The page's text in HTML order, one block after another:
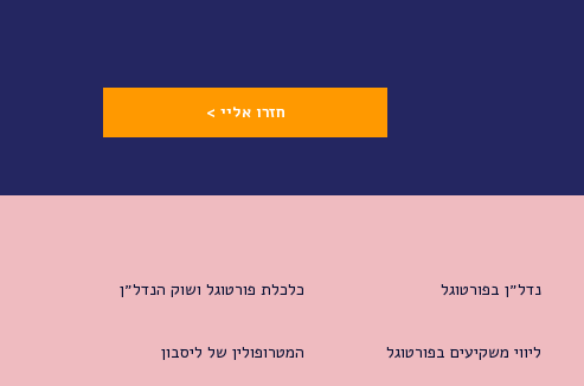
חזרו אליי >
נדל״ן בפורטוגל
ליווי משקיעים בפורטוגל
כלכלת פורטוגל ושוק הנדל״ן
המטרופולין של ליסבון